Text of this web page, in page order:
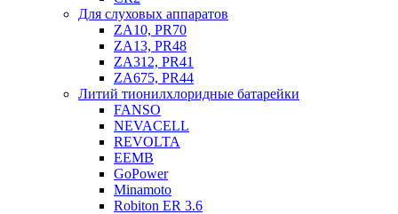
Для слуховых аппаратов
ZA10, PR70
ZA13, PR48
ZA312, PR41
ZA675, PR44
Литий тионилхлоридные батарейки
FANSO
NEVACELL
REVOLTA
EEMB
GoPower
Minamoto
Robiton ER 3.6